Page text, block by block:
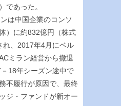
であった。
は中国企業のコンソ
）に約832億円（株式
れ、2017年4月にベル
ミラン経営から撤退
18年シーズン途中で
不履行が原因で、最終
ジ・ファンドが新オー